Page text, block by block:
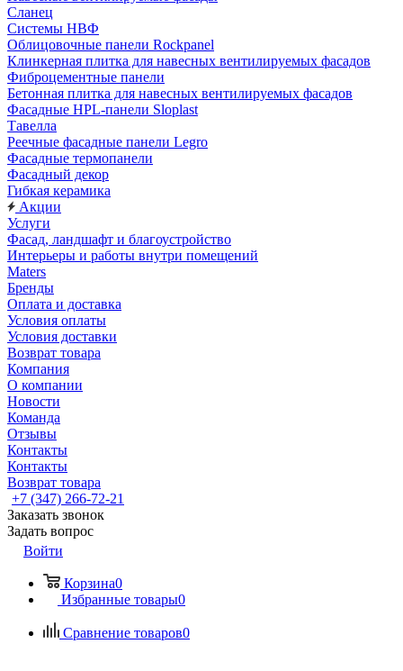
Сланец
Системы НВФ
Облицовочные панели Rockpanel
Клинкерная плитка для навесных вентилируемых фасадов
Фиброцементные панели
Бетонная плитка для навесных вентилируемых фасадов
Фасадные HPL-панели Sloplast
Тавелла
Реечные фасадные панели Legro
Фасадные термопанели
Фасадный декор
Гибкая керамика
Акции
Услуги
Фасад, ландшафт и благоустройство
Интерьеры и работы внутри помещений
Maters
Бренды
Оплата и доставка
Условия оплаты
Условия доставки
Возврат товара
Компания
О компании
Новости
Команда
Отзывы
Контакты
Контакты
Возврат товара
+7 (347) 266-72-21
Заказать звонок
Задать вопрос
Войти
Корзина0
Избранные товары0
Сравнение товаров0